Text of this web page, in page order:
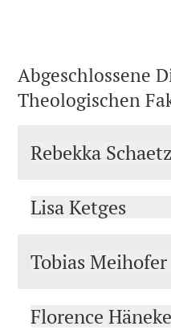
Abgeschlossene
Theologischen
Rebekka
Lisa Ketges
Tobias Meihofer
Florence Häneke